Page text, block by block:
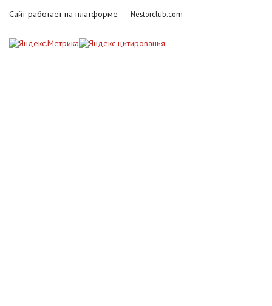
Сайт работает на платформе Nestorclub.com